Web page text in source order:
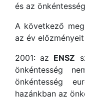
és az
A következő
az év
2001: az ENSZ
önkéntesség
önkéntesség
hazánkban az